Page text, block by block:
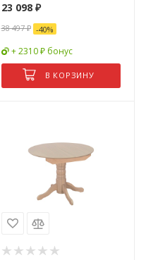
23 098₽
38 497₽ -40%
+ 2310 ₽ бонус
В КОРЗИНУ